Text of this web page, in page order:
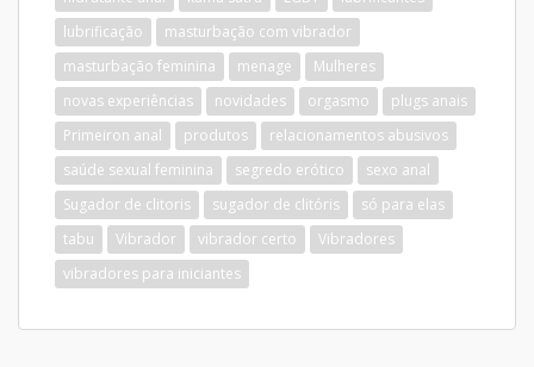
lubrificação
masturbação com vibrador
masturbação feminina
menage
Mulheres
novas experiências
novidades orgasmo
plugs anais
Primeiron anal
produtos
relacionamentos abusivos
saúde sexual feminina
segredo erótico
sexo anal
Sugador de clitoris
sugador de clitóris
só para elas
tabu
Vibrador vibrador certo
Vibradores
vibradores para iniciantes